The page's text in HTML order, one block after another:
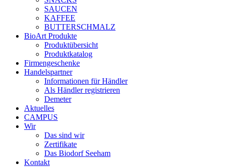
SAUCEN
KAFFEE
BUTTERSCHMALZ
BioArt Produkte
Produktübersicht
Produktkatalog
Firmengeschenke
Handelspartner
Informationen für Händler
Als Händler registrieren
Demeter
Aktuelles
CAMPUS
Wir
Das sind wir
Zertifikate
Das Biodorf Seeham
Kontakt